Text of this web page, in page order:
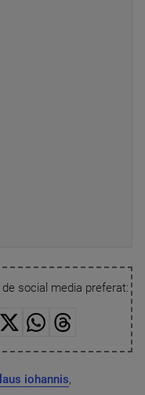
social media preferat:
iohannis,